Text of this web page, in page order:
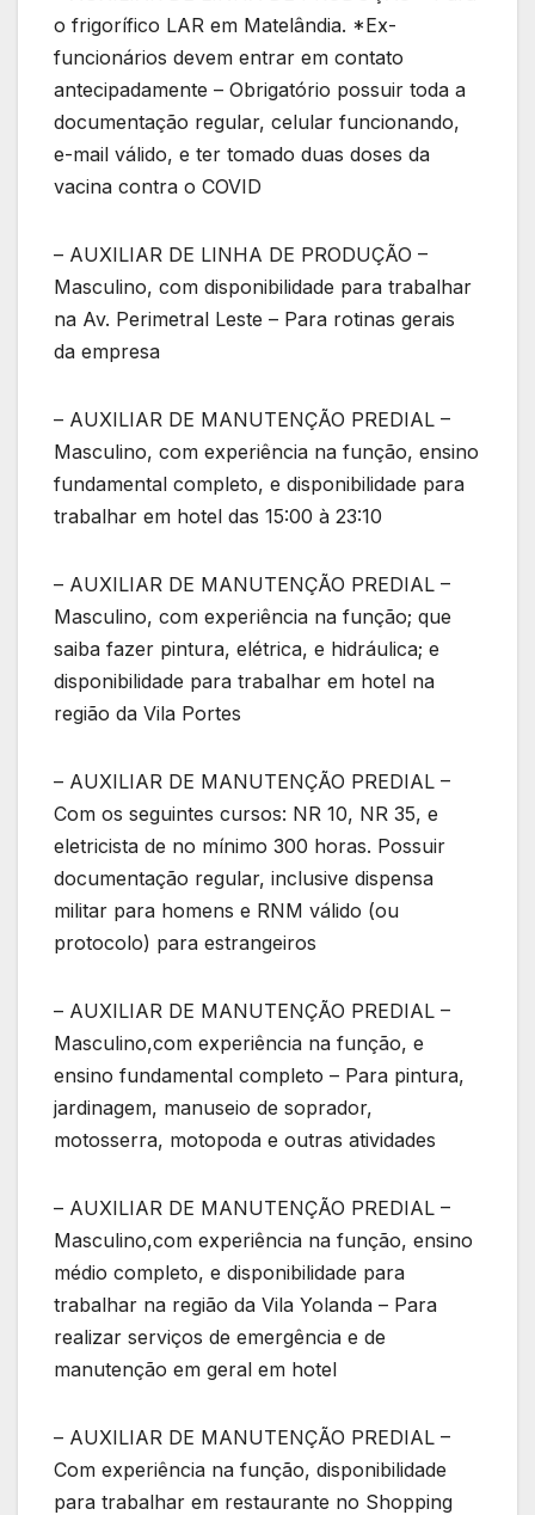
o frigorífico LAR em Matelândia. *Ex-
funcionários devem entrar em contato
antecipadamente – Obrigatório possuir toda a
documentação regular, celular funcionando,
e-mail válido, e ter tomado duas doses da
vacina contra o COVID
– AUXILIAR DE LINHA DE PRODUÇÃO –
Masculino, com disponibilidade para trabalhar
na Av. Perimetral Leste – Para rotinas gerais
da empresa
– AUXILIAR DE MANUTENÇÃO PREDIAL –
Masculino, com experiência na função, ensino
fundamental completo, e disponibilidade para
trabalhar em hotel das 15:00 à 23:10
– AUXILIAR DE MANUTENÇÃO PREDIAL –
Masculino, com experiência na função; que
saiba fazer pintura, elétrica, e hidráulica; e
disponibilidade para trabalhar em hotel na
região da Vila Portes
– AUXILIAR DE MANUTENÇÃO PREDIAL –
Com os seguintes cursos: NR 10, NR 35, e
eletricista de no mínimo 300 horas. Possuir
documentação regular, inclusive dispensa
militar para homens e RNM válido (ou
protocolo) para estrangeiros
– AUXILIAR DE MANUTENÇÃO PREDIAL –
Masculino,com experiência na função, e
ensino fundamental completo – Para pintura,
jardinagem, manuseio de soprador,
motosserra, motopoda e outras atividades
– AUXILIAR DE MANUTENÇÃO PREDIAL –
Masculino,com experiência na função, ensino
médio completo, e disponibilidade para
trabalhar na região da Vila Yolanda – Para
realizar serviços de emergência e de
manutenção em geral em hotel
– AUXILIAR DE MANUTENÇÃO PREDIAL –
Com experiência na função, disponibilidade
para trabalhar em restaurante no Shopping